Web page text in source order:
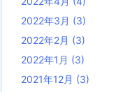
2022年3月 (3)
2022年2月 (3)
2022年1月 (3)
2021年12月 (3)